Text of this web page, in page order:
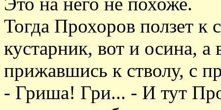
Тогда Прохоров ползет к
кустарник, вот и осина, а
прижавшись к стволу, с
- Гриша! Гри... - И тут